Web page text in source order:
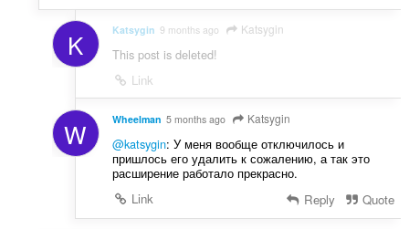
K Katsygin 9 months ago Katsygin
This post is deleted!
Link
W Wheelman 5 months ago Katsygin
@katsygin: У меня вообще отключилось и
пришлось его удалить к сожалению, а так это
расширение работало прекрасно.
Link
Reply Quote